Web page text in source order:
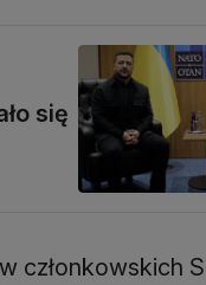
się
członkowskich